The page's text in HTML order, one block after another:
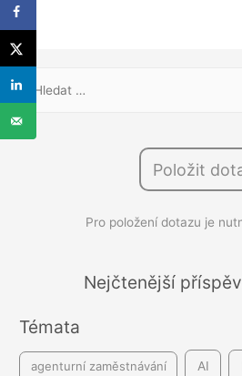
y
h
í
Položit
Pro položení dotazu je
Nejčtenější
Témata
agenturní zaměstnávání AI